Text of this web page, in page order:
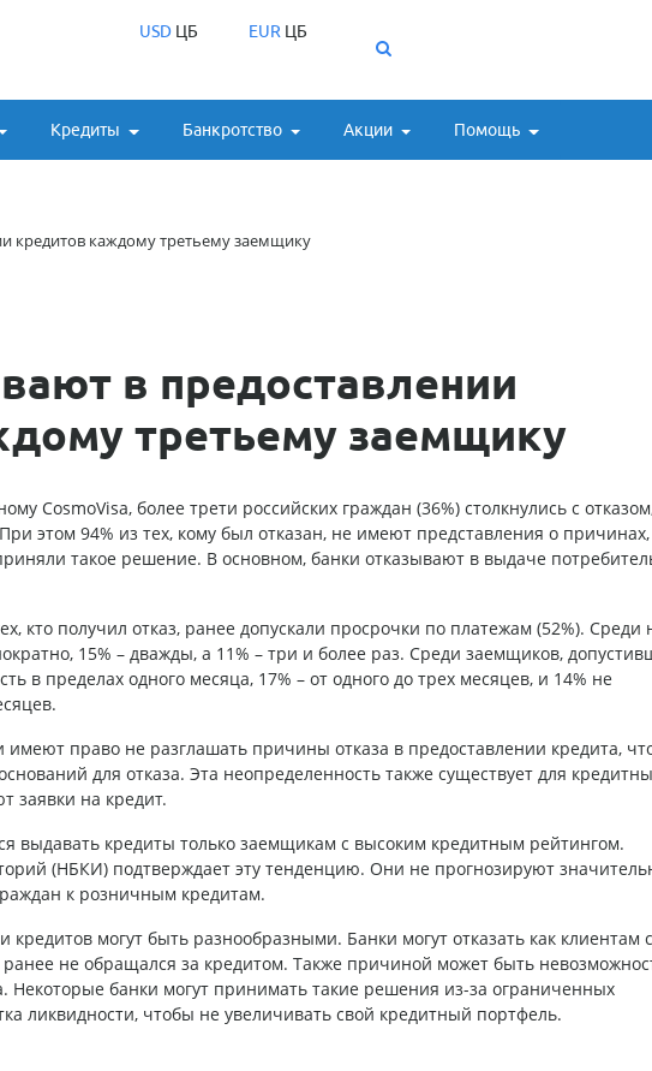
USDЦБ EUR ЦБ
Кредиты Банкротство Акции Помощь
кредитов каждому третьему заемщику
в предоставлении
третьему заемщику
CosmoVisa, более трети российских граждан (36%) столкнулись с
этом 94% из тех, кому был отказан, не имеют представления о
такое решение. В основном, банки отказывают в выдаче
кто получил отказ, ранее допускали просрочки по платежам (52%). Среди
15% – дважды, а 11% – три и более раз. Среди заемщиков,
в пределах одного месяца, 17% – от одного до трех месяцев, и 14% не
имеют право не разглашать причины отказа в предоставлении кредита,
для отказа. Эта неопределенность также существует для
заявки на кредит.
выдавать кредиты только заемщикам с высоким кредитным рейтингом.
(НБКИ) подтверждает эту тенденцию. Они не прогнозируют
к розничным кредитам.
могут быть разнообразными. Банки могут отказать как клиентам с
ранее не обращался за кредитом. Также причиной может быть
Некоторые банки могут принимать такие решения из-за ограниченных
ликвидности, чтобы не увеличивать свой кредитный портфель.